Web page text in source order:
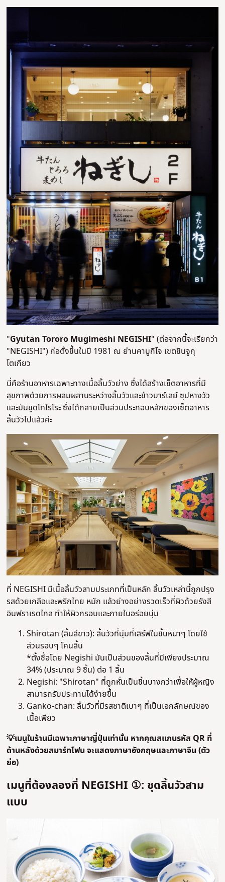
"Gyutan Tororo Mugimeshi NEGISHI" (ต่อจากนี้จะเรียกว่า
"NEGISHI") ก่อตั้งขึ้นในปี 1981 ณ ย่านคาบูกิโจ เขตชินจูกุ
โตเกียว
นี่คือร้านอาหารเฉพาะทางเนื้อลิ้นวัวย่าง ซึ่งได้สร้างเซ็ตอาหารที่มี
สุขภาพด้วยการผสมผสานระหว่างลิ้นวัวและข้าวบาร์เลย์ ซุปหางวัว
และมันขูดโทโรโระ ซึ่งได้กลายเป็นส่วนประกอบหลักของเซ็ตอาหาร
ลิ้นวัวไปแล้วค่ะ
ที่ NEGISHI มีเนื้อลิ้นวัวสามประเภทที่เป็นหลัก ลิ้นวัวเหล่านี้ถูกปรุง
รสด้วยเกลือและพริกไทย หมัก แล้วย่างอย่างรวดเร็วที่ผิวด้วยรังสี
อินฟราเรดไกล ทำให้ผิวกรอบและภายในอร่อยนุ่ม
Shirotan (ลิ้นสีขาว): ลิ้นวัวที่นุ่มที่เสิร์ฟในชิ้นหนาๆ โดยใช้
ส่วนรอบๆ โคนลิ้น
*ตั้งชื่อโดย Negishi มันเป็นส่วนของลิ้นที่มีเพียงประมาณ
34% (ประมาณ 9 ชิ้น) ต่อ 1 ลิ้น
Negishi: "Shirotan" ที่ถูกหั่นเป็นชิ้นบางกว่าเพื่อให้ผู้หญิง
สามารถรับประทานได้ง่ายขึ้น
Ganko-chan: ลิ้นวัวที่มีรสชาติเบาๆ ที่เป็นเอกลักษณ์ของ
เนื้อเพียว
💡เมนูในร้านมีเฉพาะภาษาญี่ปุ่นเท่านั้น หากคุณสแกนรหัส QR ที่
ด้านหลังด้วยสมาร์ทโฟน จะแสดงภาษาอังกฤษและภาษาจีน (ตัว
ย่อ)
เมนูที่ต้องลองที่ NEGISHI ①: ชุดลิ้นวัวสาม
แบบ